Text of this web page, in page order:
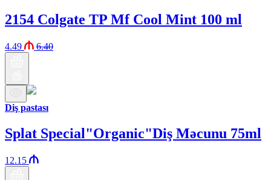
2154 Colgate TP Mf Cool Mint 100 ml
4.49 6.40
Diş pastası
Splat Special"Organic"Diş Məcunu 75ml
12.15